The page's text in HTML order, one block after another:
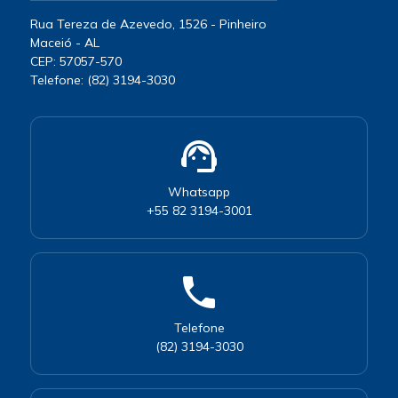
Rua Tereza de Azevedo, 1526 - Pinheiro
Maceió - AL
CEP: 57057-570
Telefone: (82) 3194-3030
support_agent
Whatsapp
+55 82 3194-3001
phone
Telefone
(82) 3194-3030